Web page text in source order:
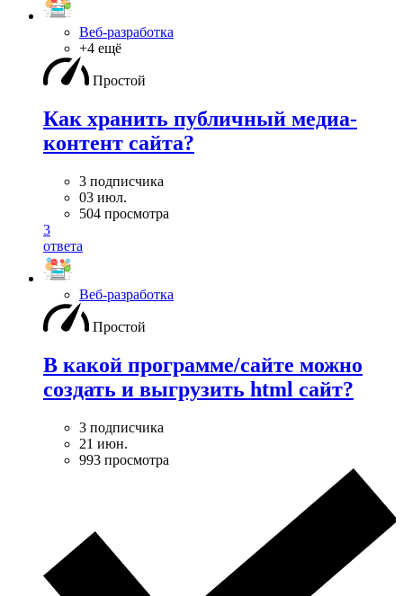
Веб-разработка
+4 ещё
Простой
Как хранить публичный медиа-
контент сайта?
3 подписчика
03 июл.
504 просмотра
3
ответа
Веб-разработка
Простой
В какой программе/сайте можно
создать и выгрузить html сайт?
3 подписчика
21 июн.
993 просмотра